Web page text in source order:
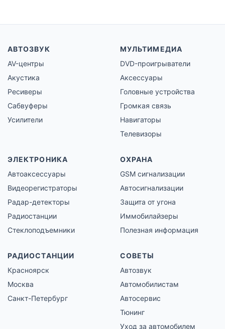
АВТОЗВУК
AV-центры
Акустика
Ресиверы
Сабвуферы
Усилители
МУЛЬТИМЕДИА
DVD-проигрыватели
Аксессуары
Головные устройства
Громкая связь
Навигаторы
Телевизоры
ЭЛЕКТРОНИКА
Автоаксессуары
Видеорегистраторы
Радар-детекторы
Радиостанции
Стеклоподъемники
ОХРАНА
GSM сигнализации
Автосигнализации
Защита от угона
Иммобилайзеры
Полезная информация
РАДИОСТАНЦИИ
Красноярск
Москва
Санкт-Петербург
СОВЕТЫ
Автозвук
Автомобилистам
Автосервис
Тюнинг
Уход за автомобилем